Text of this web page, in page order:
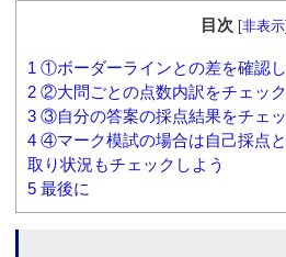
目次 [非表示]
1 ①ボーダーラインとの差を確認し
2 ②大問ごとの点数内訳をチェック
3 ③自分の答案の採点結果をチェ
4 ④マーク模試の場合は自己採点
取り状況もチェックしよう
5 最後に